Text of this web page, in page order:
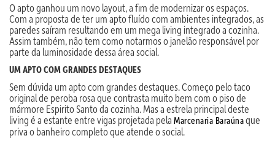
O apto ganhou um novo layout, a fim de modernizar os espaços.
Com a proposta de ter um apto fluído com ambientes integrados, as
paredes saíram resultando em um mega living integrado a cozinha.
Assim também, não tem como notarmos o janelão responsável por
parte da luminosidade dessa área social.
UM APTO COM GRANDES DESTAQUES
Sem dúvida um apto com grandes destaques. Começo pelo taco
original de peroba rosa que contrasta muito bem com o piso de
mármore Espirito Santo da cozinha. Mas a estrela principal deste
living é a estante entre vigas projetada pela Marcenaria Baraúnaque
priva o banheiro completo que atende o social.